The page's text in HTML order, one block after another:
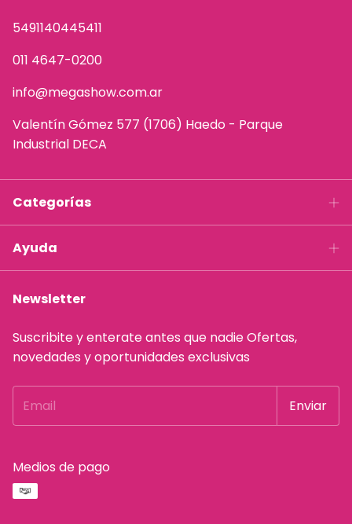
5491140445411
011 4647-0200
info@megashow.com.ar
Valentín Gómez 577 (1706) Haedo - Parque
Industrial DECA
Categorías
Ayuda
Newsletter
Suscribite y enterate antes que nadie Ofertas,
novedades y oportunidades exclusivas
Medios de pago